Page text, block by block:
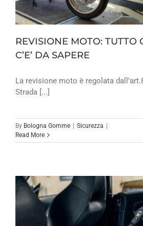
REVISIONE MOTO: TUTTO
C’E’ DA SAPERE
La revisione moto è regolata
Strada [...]
By Bologna Gomme | Sicurezza |
Read More